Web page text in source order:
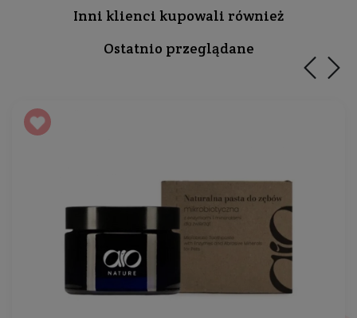
Inni klienci kupowali również
Ostatnio przeglądane